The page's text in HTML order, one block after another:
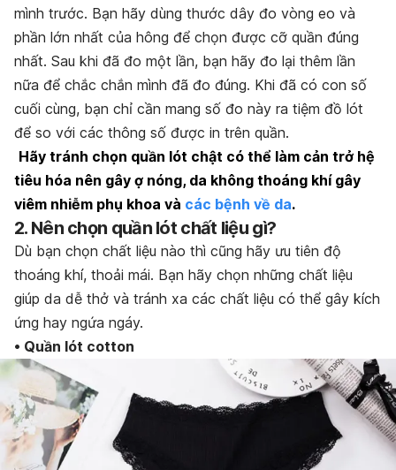
mình trước. Bạn hãy dùng thước dây đo vòng eo và
phần lớn nhất của hông để chọn được cỡ quần đúng
nhất. Sau khi đã đo một lần, bạn hãy đo lại thêm lần
nữa để chắc chắn mình đã đo đúng. Khi đã có con số
cuối cùng, bạn chỉ cần mang số đo này ra tiệm đồ lót
để so với các thông số được in trên quần.
Hãy tránh chọn quần lót chật có thể làm cản trở hệ
tiêu hóa nên gây ợ nóng, da không thoáng khí gây
viêm nhiễm phụ khoa và các bệnh về da.
2. Nên chọn quần lót chất liệu gì?
Dù bạn chọn chất liệu nào thì cũng hãy ưu tiên độ
thoáng khí, thoải mái. Bạn hãy chọn những chất liệu
giúp da dễ thở và tránh xa các chất liệu có thể gây kích
ứng hay ngứa ngáy.
• Quần lót cotton